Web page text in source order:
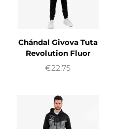
Chándal Givova Tuta
Revolution Fluor
€22.75